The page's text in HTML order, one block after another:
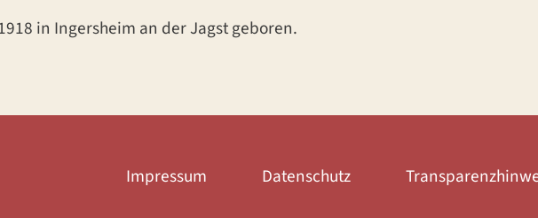
in Ingersheim an der Jagst geboren.
Impressum Datenschutz